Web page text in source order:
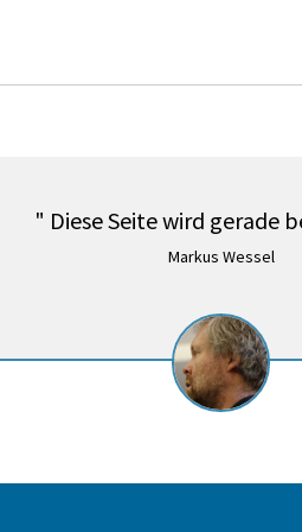
" Diese Seite wird gerade
Markus Wessel